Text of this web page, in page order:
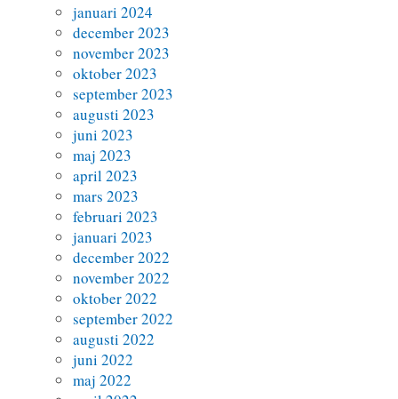
januari 2024
december 2023
november 2023
oktober 2023
september 2023
augusti 2023
juni 2023
maj 2023
april 2023
mars 2023
februari 2023
januari 2023
december 2022
november 2022
oktober 2022
september 2022
augusti 2022
juni 2022
maj 2022